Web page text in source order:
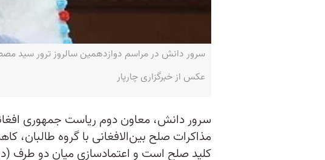
سرور دانش در مراسم دوازدهمین سالروز ترور سید
عکس از خبرگزاری چارپار
سرور دانش، معاون دوم ریاست جمهوری
مذاکرات صلح بین‌الافغانی با گروه
کلید صلح است و اعتماد‌سازی میان دو طرف